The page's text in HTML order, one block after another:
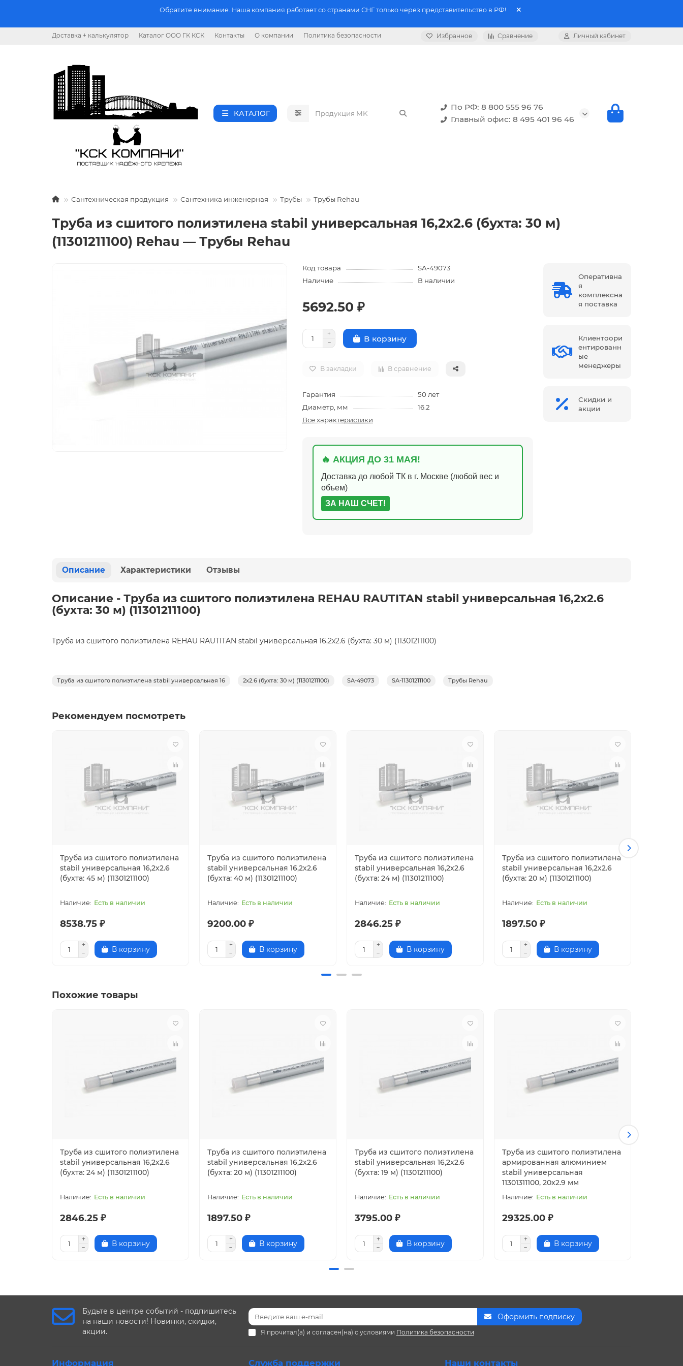
Обратите внимание. Наша компания работает со странами СНГ только через представительство в РФ!
Доставка + калькулятор Каталог ООО ГК КСК Контакты О компании Политика безопасности Избранное Сравнение Личный кабинет
КАТАЛОГ
По РФ: 8 800 555 96 76
Главный офис: 8 495 401 96 46
Сантехническая продукция Сантехника инженерная Трубы Трубы Rehau
Труба из сшитого полиэтилена stabil универсальная 16,2х2.6 (бухта: 30 м)
(11301211100) Rehau — Трубы Rehau
Код товара
SA-49073
Наличие
В наличии
5692.50 ₽
В корзину
В закладки В сравнение
Гарантия
50 лет
Диаметр, мм
16.2
Все характеристики
🔥 АКЦИЯ ДО 31 МАЯ!
Доставка до любой ТК в г. Москве (любой вес и
объем)
ЗА НАШ СЧЕТ!
Оперативна
я
комплексна
я поставка
Клиентоори
ентированн
ые
менеджеры
Скидки и
акции
Описание Характеристики Отзывы
Описание - Труба из сшитого полиэтилена REHAU RAUTITAN stabil универсальная 16,2х2.6
(бухта: 30 м) (11301211100)
Труба из сшитого полиэтилена REHAU RAUTITAN stabil универсальная 16,2х2.6 (бухта: 30 м) (11301211100)
Труба из сшитого полиэтилена stabil универсальная 16 2х2.6 (бухта: 30 м) (11301211100) SA-49073 SA-11301211100 Трубы Rehau
Рекомендуем посмотреть
Труба из сшитого полиэтилена
stabil универсальная 16,2х2.6
(бухта: 45 м) (11301211100)
Есть в наличии
8538.75 ₽
В корзину
Труба из сшитого полиэтилена
stabil универсальная 16,2х2.6
(бухта: 40 м) (11301211100)
Есть в наличии
9200.00 ₽
В корзину
Труба из сшитого полиэтилена
stabil универсальная 16,2х2.6
(бухта: 24 м) (11301211100)
Есть в наличии
2846.25 ₽
В корзину
Труба из сшитого полиэтилена
stabil универсальная 16,2х2.6
(бухта: 20 м) (11301211100)
Есть в наличии
1897.50 ₽
В корзину
Похожие товары
Труба из сшитого полиэтилена
stabil универсальная 16,2х2.6
(бухта: 24 м) (11301211100)
Есть в наличии
2846.25 ₽
В корзину
Труба из сшитого полиэтилена
stabil универсальная 16,2х2.6
(бухта: 20 м) (11301211100)
Есть в наличии
1897.50 ₽
В корзину
Труба из сшитого полиэтилена
stabil универсальная 16,2х2.6
(бухта: 19 м) (11301211100)
Есть в наличии
3795.00 ₽
В корзину
Труба из сшитого полиэтилена
армированная алюминием
stabil универсальная
11301311100, 20x2.9 мм
Есть в наличии
29325.00 ₽
В корзину
Будьте в центре событий - подпишитесь
на наши новости! Новинки, скидки,
акции.
Оформить подписку
Я прочитал(а) и согласен(на) с условиями Политика безопасности
Информация Служба поддержки Наши контакты